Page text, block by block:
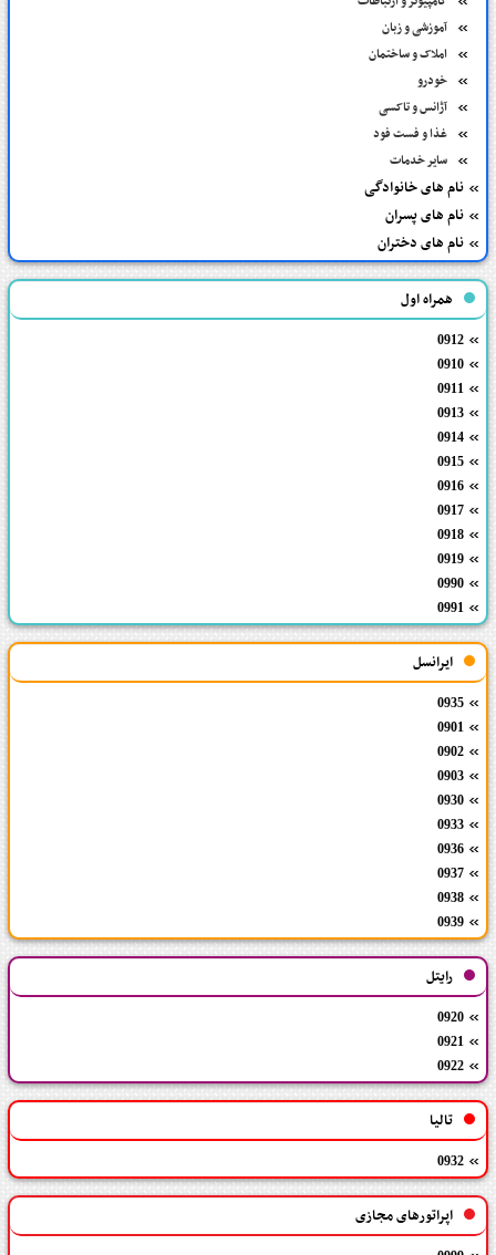
آموزشی و زبان
املاک و ساختمان
خودرو
آژانس و تاکسی
غذا و فست فود
سایر خدمات
نام های خانوادگی
نام های پسران
نام های دختران
همراه اول
0912
0910
0911
0913
0914
0915
0916
0917
0918
0919
0990
0991
ایرانسل
0935
0901
0902
0903
0930
0933
0936
0937
0938
0939
رایتل
0920
0921
0922
تالیا
0932
اپراتورهای مجازی